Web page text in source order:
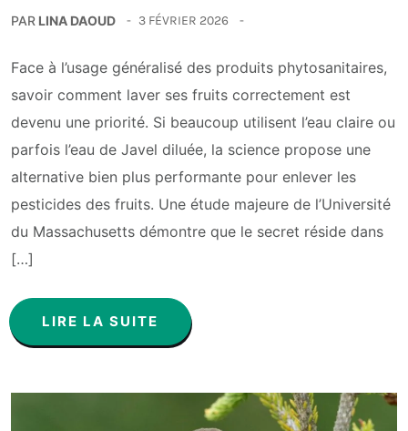
PAR LINA DAOUD 3 FÉVRIER 2026
Face à l’usage généralisé des produits phytosanitaires,
savoir comment laver ses fruits correctement est
devenu une priorité. Si beaucoup utilisent l’eau claire ou
parfois l’eau de Javel diluée, la science propose une
alternative bien plus performante pour enlever les
pesticides des fruits. Une étude majeure de l’Université
du Massachusetts démontre que le secret réside dans
[…]
LIRE LA SUITE